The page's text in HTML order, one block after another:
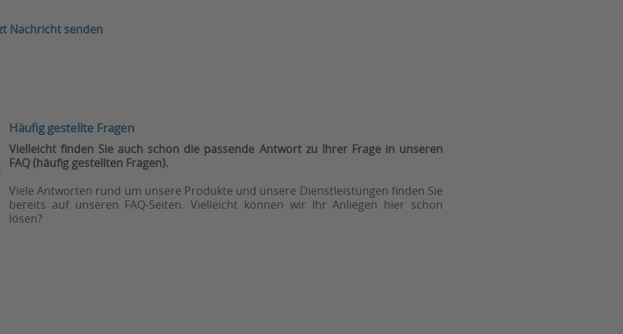
Häufig gestellte Fragen
Vielleicht finden Sie auch schon die passende Antwort zu Ihrer Frage in unseren
FAQ (häufig gestellten Fragen).
Viele Antworten rund um unsere Produkte und unsere Dienstleistungen finden Sie
bereits auf unseren FAQ-Seiten. Vielleicht können wir Ihr Anliegen hier schon
lösen?
Nachricht senden